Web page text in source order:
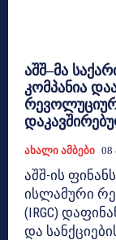
აშშ–მა
კომპანია
Ახალი Ამბები 08
აშშ-ის
ისლამური
(IRGC)
და